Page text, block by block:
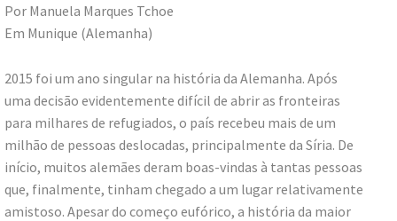
Por Manuela Marques Tchoe
Em Munique (Alemanha)
2015 foi um ano singular na história da Alemanha. Após
uma decisão evidentemente difícil de abrir as fronteiras
para milhares de refugiados, o país recebeu mais de um
milhão de pessoas deslocadas, principalmente da Síria. De
início, muitos alemães deram boas-vindas à tantas pessoas
que, finalmente, tinham chegado a um lugar relativamente
amistoso. Apesar do começo eufórico, a história da maior